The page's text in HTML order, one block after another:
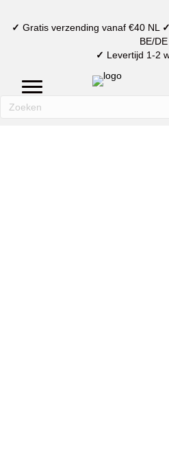
✓ Gratis verzending vanaf €40 NL ✓
BE/DE
✓ Levertijd 1-2